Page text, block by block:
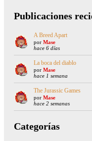
Publicaciones
A Breed Apart
por Mase
hace 6 días
La boca del diablo
por Mase
hace 1 semana
The Jurassic Games
por Mase
hace 2 semanas
Categorías